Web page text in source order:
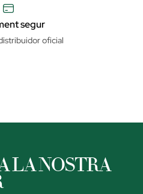
segur
oficial
LA NOSTRA